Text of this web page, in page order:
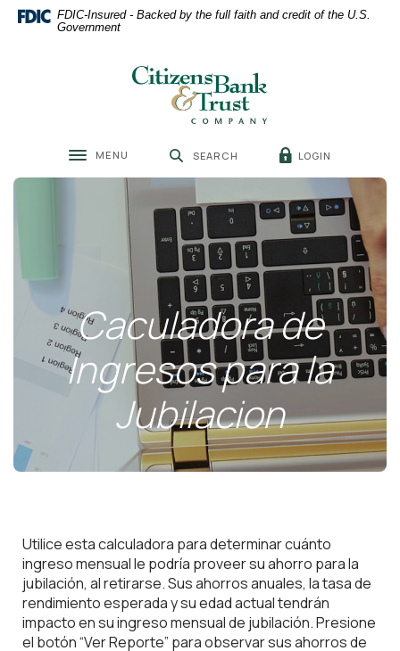
Home
Skip
Download
Acrobat
files.
FDIC-Insured - Backed by the full faith and credit of the U.S.
Government
Citizens Bank & Trust
Toggle navigation
MENU SEARCH LOGIN
Caculadora de
Ingresos para la
Jubilacion
Utilice esta calculadora para determinar cuánto
ingreso mensual le podría proveer su ahorro para la
jubilación, al retirarse. Sus ahorros anuales, la tasa de
rendimiento esperada y su edad actual tendrán
impacto en su ingreso mensual de jubilación. Presione
el botón “Ver Reporte” para observar sus ahorros de